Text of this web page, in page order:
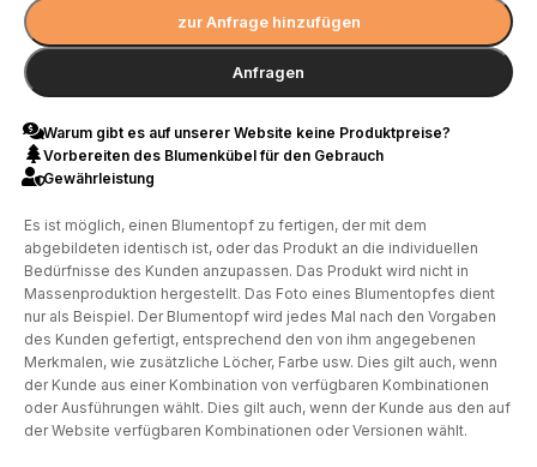
zur Anfrage hinzufügen
Anfragen
Warum gibt es auf unserer Website keine Produktpreise?
Vorbereiten des Blumenkübel für den Gebrauch
Gewährleistung
Es ist möglich, einen Blumentopf zu fertigen, der mit dem
abgebildeten identisch ist, oder das Produkt an die individuellen
Bedürfnisse des Kunden anzupassen. Das Produkt wird nicht in
Massenproduktion hergestellt. Das Foto eines Blumentopfes dient
nur als Beispiel. Der Blumentopf wird jedes Mal nach den Vorgaben
des Kunden gefertigt, entsprechend den von ihm angegebenen
Merkmalen, wie zusätzliche Löcher, Farbe usw. Dies gilt auch, wenn
der Kunde aus einer Kombination von verfügbaren Kombinationen
oder Ausführungen wählt. Dies gilt auch, wenn der Kunde aus den auf
der Website verfügbaren Kombinationen oder Versionen wählt.